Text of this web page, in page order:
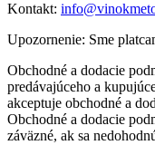
Kontakt:
Upozornenie: Sme
Obchodné a dodacie
predávajúceho a
akceptuje obchodné a
Obchodné a dodacie
záväzné, ak sa